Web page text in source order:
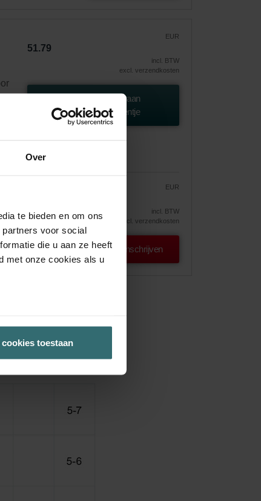
Over
te bieden en om ons
voor social
die u aan ze heeft
met onze cookies als u
toestaan
EUR
51.79
incl. BTW
excl. verzendkosten
Toevoegen aan
winkelwagentje
EUR
incl. BTW
excl. verzendkosten
Inschrijven